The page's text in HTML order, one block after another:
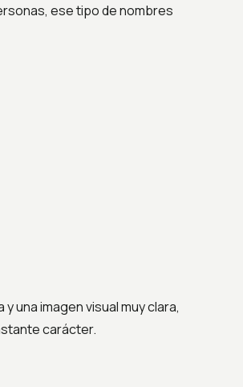
ese tipo de nombres
una imagen visual muy clara,
carácter.